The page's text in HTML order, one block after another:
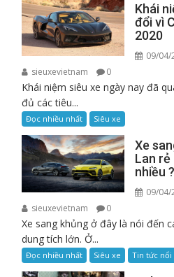
Khái
đổi vì
2020
09/04/
sieuxevietnam
0
Khái niệm siêu xe ngày nay đã
đủ các tiêu...
Đọc nhiều nhất Siêu xe
Xe
Lan rẻ
nhiều ?
09/04/
sieuxevietnam
0
Xe sang khủng ở đây là nói đến
dung tích lớn. Ở...
Đọc nhiều nhất Siêu xe Tin tức nổi